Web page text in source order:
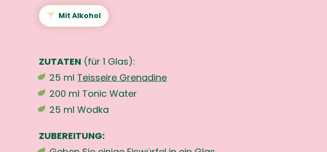
Mit Alkohol
ZUTATEN (für 1 Glas):
25 ml Teisseire Grenadine
200 ml Tonic Water
25 ml Wodka
ZUBEREITUNG: